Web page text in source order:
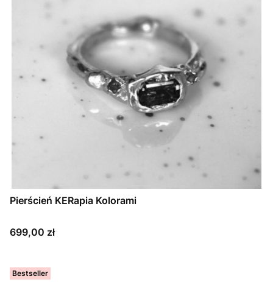
Pierścień KERapia Kolorami
Cena
699,00 zł
Bestseller